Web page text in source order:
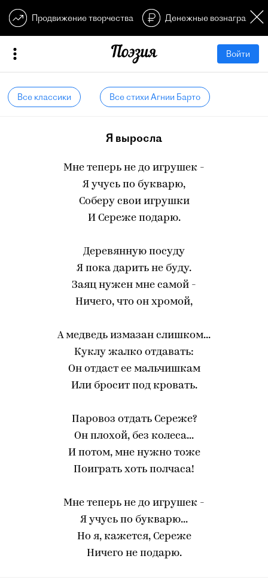
Продвижение творчества Денежные
Войти
Все классики Все стихи Агнии Барто
Я выросла
Мне теперь не до игрушек -
Я учусь по букварю,
Соберу свои игрушки
И Сереже подарю.
Деревянную посуду
Я пока дарить не буду.
Заяц нужен мне самой -
Ничего, что он хромой,
А медведь измазан слишком...
Куклу жалко отдавать:
Он отдаст ее мальчишкам
Или бросит под кровать.
Паровоз отдать Сереже?
Он плохой, без колеса...
И потом, мне нужно тоже
Поиграть хоть полчаса!
Мне теперь не до игрушек -
Я учусь по букварю...
Но я, кажется, Сереже
Ничего не подарю.